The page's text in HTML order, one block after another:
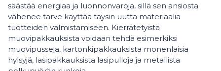
säästää energiaa ja luonnonvaroja, sillä sen ansiosta
vähenee tarve käyttää täysin uutta materiaalia
tuotteiden valmistamiseen. Kierrätetyistä
muovipakkauksista voidaan tehdä esimerkiksi
muovipusseja, kartonkipakkauksista monenlaisia
hylsyjä, lasipakkauksista lasipulloja ja metallista